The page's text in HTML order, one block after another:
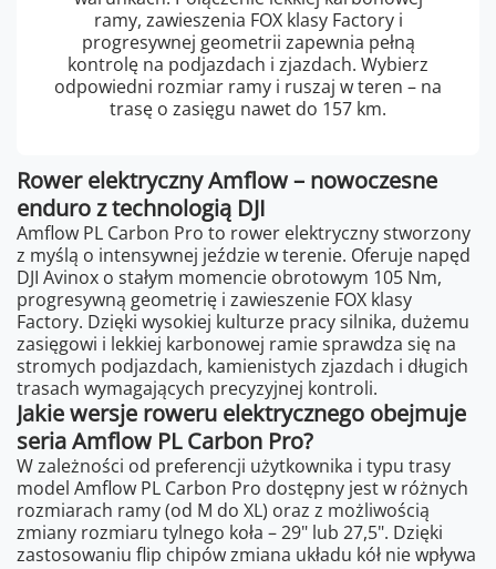
ramy, zawieszenia FOX klasy Factory i
progresywnej geometrii zapewnia pełną
kontrolę na podjazdach i zjazdach. Wybierz
odpowiedni rozmiar ramy i ruszaj w teren – na
trasę o zasięgu nawet do 157 km.
Rower elektryczny Amflow – nowoczesne
enduro z technologią DJI
Amflow PL Carbon Pro to rower elektryczny stworzony
z myślą o intensywnej jeździe w terenie. Oferuje napęd
DJI Avinox o stałym momencie obrotowym 105 Nm,
progresywną geometrię i zawieszenie FOX klasy
Factory. Dzięki wysokiej kulturze pracy silnika, dużemu
zasięgowi i lekkiej karbonowej ramie sprawdza się na
stromych podjazdach, kamienistych zjazdach i długich
trasach wymagających precyzyjnej kontroli.
Jakie wersje roweru elektrycznego obejmuje
seria Amflow PL Carbon Pro?
W zależności od preferencji użytkownika i typu trasy
model Amflow PL Carbon Pro dostępny jest w różnych
rozmiarach ramy (od M do XL) oraz z możliwością
zmiany rozmiaru tylnego koła – 29" lub 27,5". Dzięki
zastosowaniu flip chipów zmiana układu kół nie wpływa